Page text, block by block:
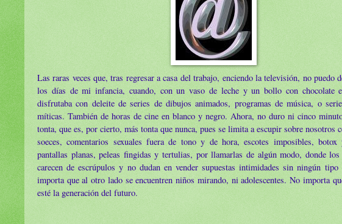
Las raras veces que, tras regresar a casa del trabajo, enciendo la televisión, no puedo
los días de mi infancia, cuando, con un vaso de leche y un bollo con chocolate
disfrutaba con deleite de series de dibujos animados, programas de música, o
míticas. También de horas de cine en blanco y negro. Ahora, no duro ni cinco
tonta, que es, por cierto, más tonta que nunca, pues se limita a escupir sobre nosotros
soeces, comentarios sexuales fuera de tono y de hora, escotes imposibles,
pantallas planas, peleas fingidas y tertulias, por llamarlas de algún modo, donde los
carecen de escrúpulos y no dudan en vender supuestas intimidades sin ningún
importa que al otro lado se encuentren niños mirando, ni adolescentes. No importa
esté la generación del futuro.